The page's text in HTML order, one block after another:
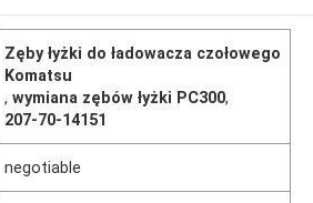
Zęby łyżki do ładowacza czołowego
Komatsu
,wymiana zębów łyżki PC300,
207-70-14151
negotiable